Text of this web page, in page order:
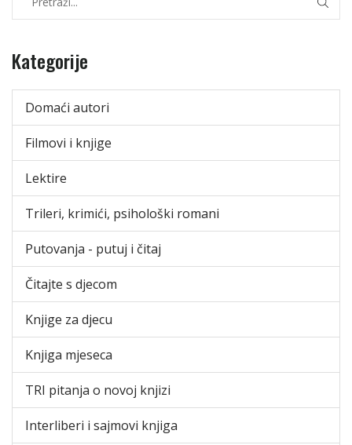
Kategorije
Domaći autori
Filmovi i knjige
Lektire
Trileri, krimići, psihološki romani
Putovanja - putuj i čitaj
Čitajte s djecom
Knjige za djecu
Knjiga mjeseca
TRI pitanja o novoj knjizi
Interliberi i sajmovi knjiga